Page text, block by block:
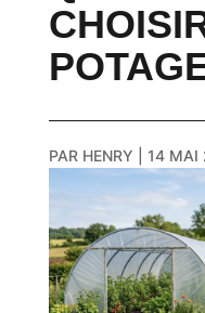
PAR HENRY 14 MAI